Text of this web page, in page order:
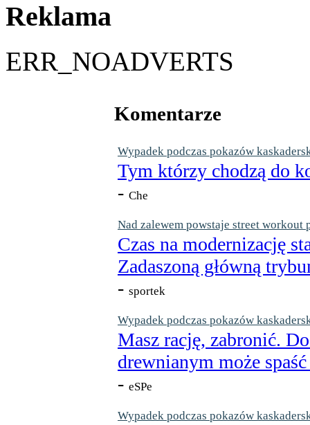
Reklama
ERR_NOADVERTS
Komentarze
Wypadek podczas pokazów
Tym którzy chodzą do
- Che
Nad zalewem powstaje street workout
Czas na modernizację
Zadaszoną główną
- sportek
Wypadek podczas pokazów
Masz rację, zabronić.
drewnianym może
- eSPe
Wypadek podczas pokazów